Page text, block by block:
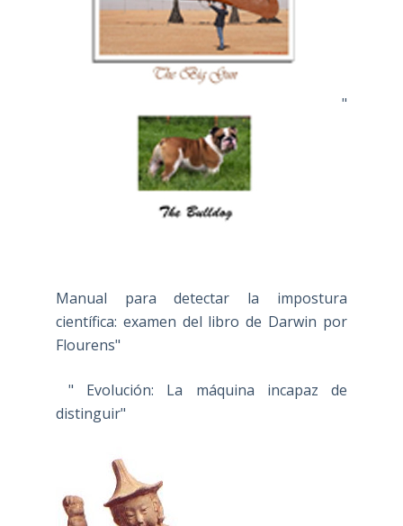
"
Manual para detectar la impostura
científica: examen del libro de Darwin por
Flourens"
" Evolución: La máquina incapaz de
distinguir"